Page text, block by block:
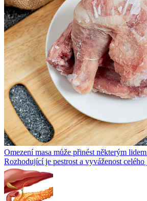
Omezení masa může přinést některým
Rozhodující je pestrost a vyváženost